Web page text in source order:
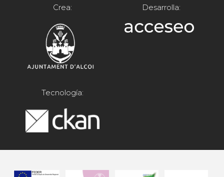
Crea: Desarrolla:
Tecnología: